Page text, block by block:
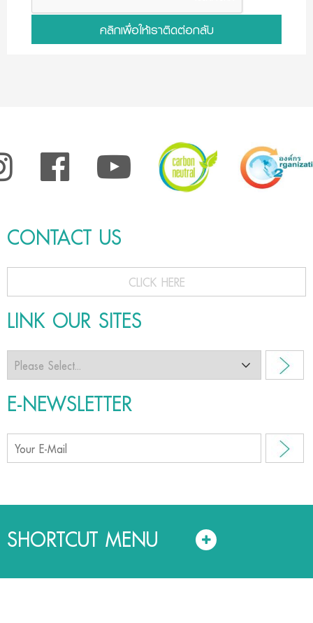
คลิกเพื่อให้เราติดต่อกลับ
CONTACT US
CLICK HERE
LINK OUR SITES
E-NEWSLETTER
SHORTCUT MENU